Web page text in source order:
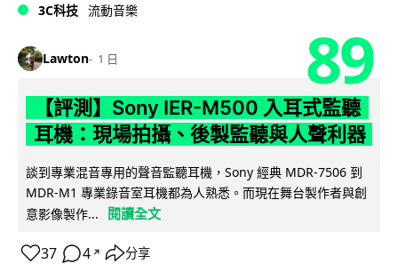
3C科技 流動音樂
Lawton 1 日 89
【評測】Sony IER-M500 入耳式監聽
耳機：現場拍攝、後製監聽與人聲利器
談到專業混音專用的聲音監聽耳機，Sony 經典 MDR-7506 到
MDR-M1 專業錄音室耳機都為人熟悉。而現在舞台製作者與創
意影像製作...
閱讀全文
37 4 ↗ 分享